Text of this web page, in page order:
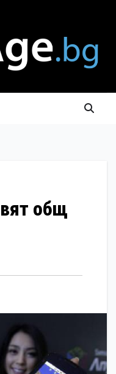
общ